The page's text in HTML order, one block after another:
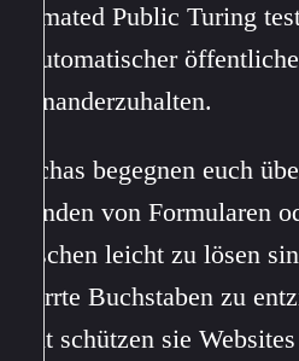
Automated Public Turing
vollautomatischer
auseinanderzuhalten.
Captchas begegnen euch
Absenden von Formularen
Menschen leicht zu lösen
verzerrte Buchstaben zu
Damit schützen sie